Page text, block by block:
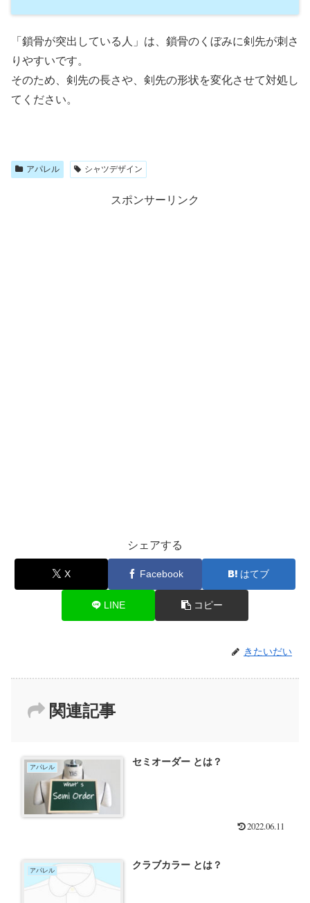
「鎖骨が突出している人」は、鎖骨のくぼみに剣先が刺さ
りやすいです。
そのため、剣先の長さや、剣先の形状を変化させて対処し
てください。
アパレル シャツデザイン
スポンサーリンク
シェアする
X Facebook はてブ
LINE コピー
きたいだい
関連記事
アパレル セミオーダー とは？
2022.06.11
アパレル クラブカラー とは？